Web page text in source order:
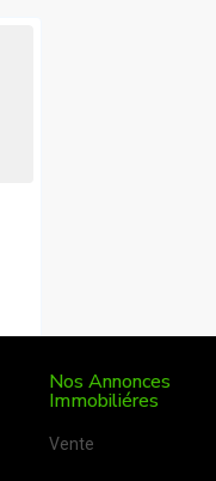
Nos Annonces
Immobiliéres
Vente